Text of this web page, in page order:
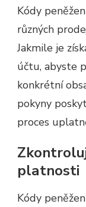
Kódy
různých
Jakmile je
účtu, abyste
konkrétní
pokyny
proces
platnosti
Kódy